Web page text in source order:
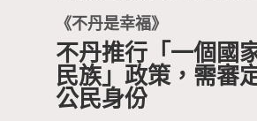
《不丹是幸福》
不丹推行「一個國
民族」政策，需審
公民身份